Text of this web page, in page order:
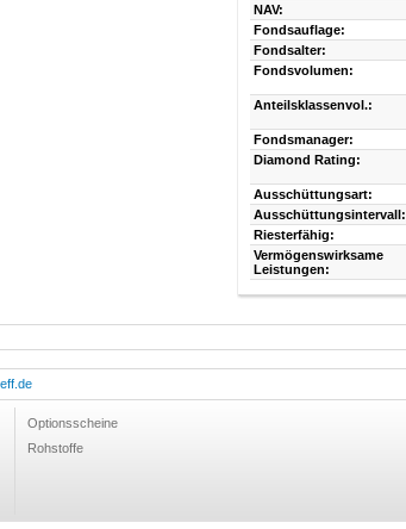
NAV:
Fondsauflage:
Fondsalter:
Fondsvolumen:
Anteilsklassenvol.:
Fondsmanager:
Diamond Rating:
Ausschüttungsart:
Ausschüttungsintervall:
Riesterfähig:
Vermögenswirksame
Leistungen:
Optionsscheine
Rohstoffe